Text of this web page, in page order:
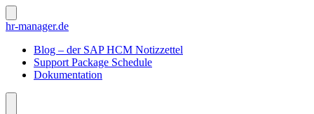
Zum
Inhalt
Suche
ein-/ausblenden
hr-manager.de
Blog – der SAP HCM Notizzettel
Support Package Schedule
Dokumentation